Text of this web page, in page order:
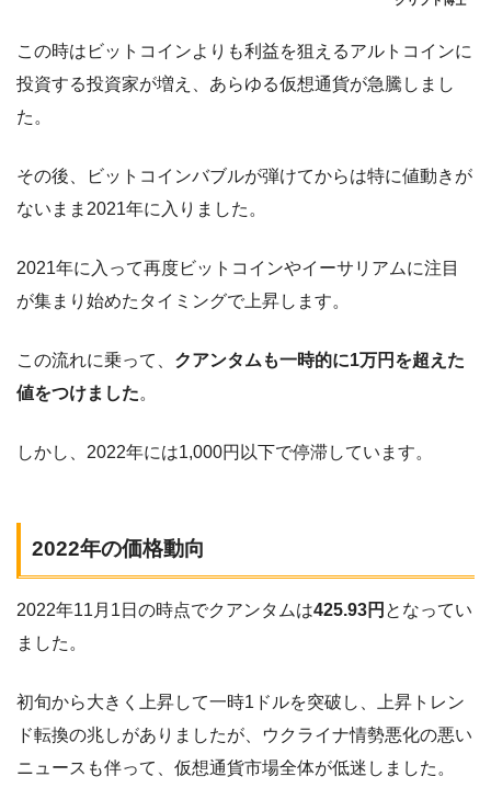
この時はビットコインよりも利益を狙えるアルトコインに
投資する投資家が増え、あらゆる仮想通貨が急騰しまし
た。
その後、ビットコインバブルが弾けてからは特に値動きが
ないまま2021年に入りました。
2021年に入って再度ビットコインやイーサリアムに注目
が集まり始めたタイミングで上昇します。
この流れに乗って、 クアンタムも一時的に1万円を超えた
値をつけました。
しかし、2022年には1,000円以下で停滞しています。
2022年の価格動向
2022年11月1日の時点でクアンタムは425.93円 となってい
ました。
初旬から大きく上昇して一時1ドルを突破し、上昇トレン
ド転換の兆しがありましたが、ウクライナ情勢悪化の悪い
ニュースも伴って、仮想通貨市場全体が低迷しました。